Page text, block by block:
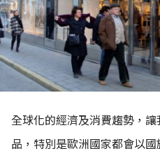
全球化的經濟及消費趨勢，
品，特別是歐洲國家都會以